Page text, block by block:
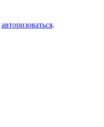
авторизоваться.